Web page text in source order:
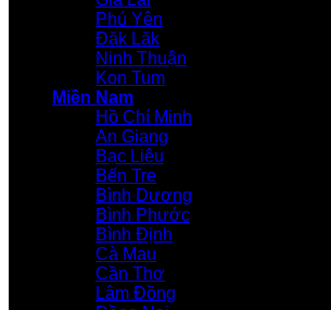
Phú Yên
Đăk Lăk
Ninh Thuận
Kon Tum
Miền Nam
Hồ Chí Minh
An Giang
Bạc Liêu
Bến Tre
Bình Dương
Bình Phước
Bình Định
Cà Mau
Cần Thơ
Lâm Đồng